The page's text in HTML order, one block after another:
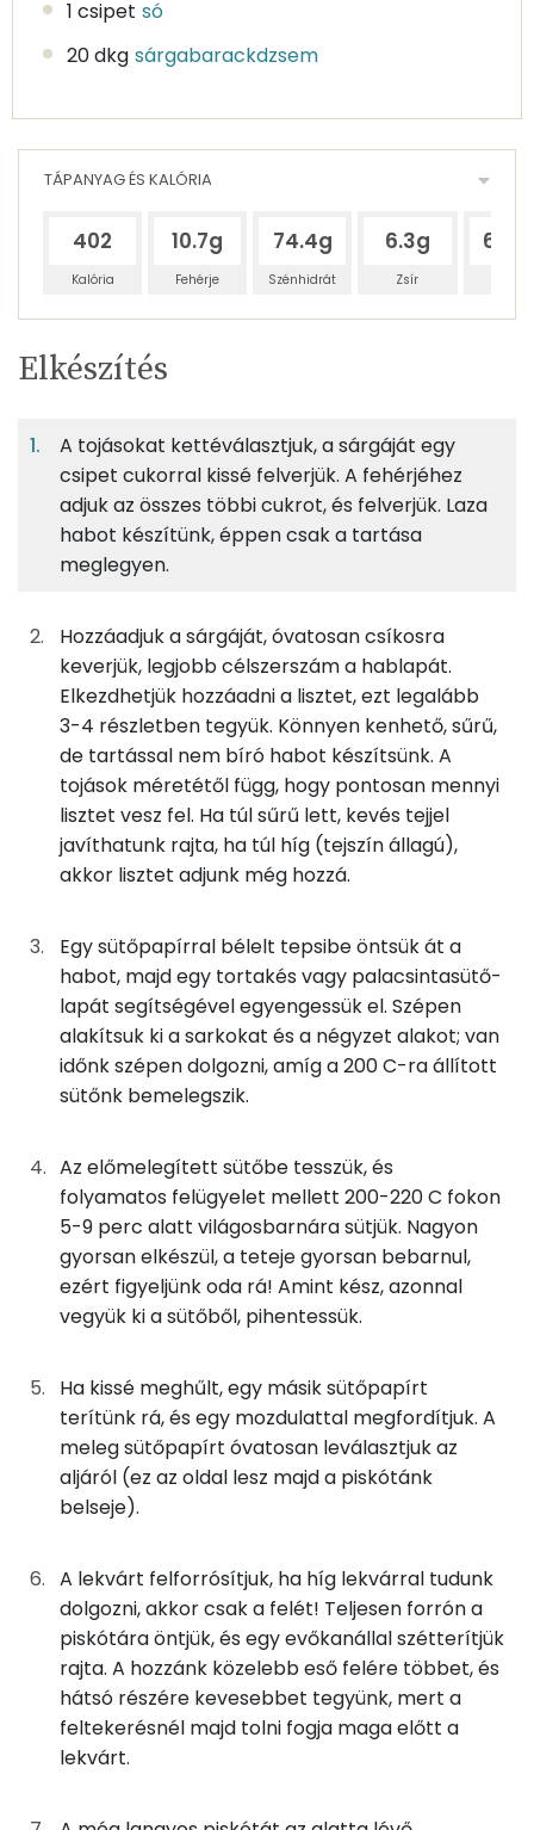
1 csipet só
20 dkg sárgabarackdzsem
TÁPANYAG ÉS KALÓRIA
402
Kalória
10.7g
Fehérje
74.4g
Szénhidrát
6.3g
Zsír
Egy
adagban
7%
Fehérje
48%
Szénhidrát
4%
Zsír
69g tojás
87 kcal
18gcukor
68 kcal
3gvaníliás cukor
10 kcal
13gtej
7 kcal
0g só
0 kcal
50gsárgabarackdzsem
Összesen 402 kcal
TÁPANYAGTARTALOM
Egy
adagban
4
adagban
100
grammban
7%
Fehérje
48%
4%
41%
Foszfor
Nátrium
Kálcium
Szelén
Magnézium
Kolin:
C vitamin:
E vitamin:
Riboflavin - B2 vitamin:
Fehérje
Összesen
Zsír
Összesen
6.3 g
Telített zsírsav
Többszörösen telítetlen zsírsav
1 g
Koleszterin
225 mg
Ásványi anyagok
Elkészítés
A tojásokat kettéválasztjuk, a sárgáját egy
csipet cukorral kissé felverjük. A fehérjéhez
adjuk az összes többi cukrot, és felverjük. Laza
habot készítünk, éppen csak a tartása
meglegyen.
Hozzáadjuk a sárgáját, óvatosan csíkosra
keverjük, legjobb célszerszám a hablapát.
Elkezdhetjük hozzáadni a lisztet, ezt legalább
3-4 részletben tegyük. Könnyen kenhető, sűrű,
de tartással nem bíró habot készítsünk. A
tojások méretétől függ, hogy pontosan mennyi
lisztet vesz fel. Ha túl sűrű lett, kevés tejjel
javíthatunk rajta, ha túl híg (tejszín állagú),
akkor lisztet adjunk még hozzá.
Egy sütőpapírral bélelt tepsibe öntsük át a
habot, majd egy tortakés vagy palacsintasütő-
lapát segítségével egyengessük el. Szépen
alakítsuk ki a sarkokat és a négyzet alakot; van
időnk szépen dolgozni, amíg a 200 C-ra állított
sütőnk bemelegszik.
Az előmelegített sütőbe tesszük, és
folyamatos felügyelet mellett 200-220 C fokon
5-9 perc alatt világosbarnára sütjük. Nagyon
gyorsan elkészül, a teteje gyorsan bebarnul,
ezért figyeljünk oda rá! Amint kész, azonnal
vegyük ki a sütőből, pihentessük.
Ha kissé meghűlt, egy másik sütőpapírt
terítünk rá, és egy mozdulattal megfordítjuk. A
meleg sütőpapírt óvatosan leválasztjuk az
aljáról (ez az oldal lesz majd a piskótánk
belseje).
A lekvárt felforrósítjuk, ha híg lekvárral tudunk
dolgozni, akkor csak a felét! Teljesen forrón a
piskótára öntjük, és egy evőkanállal szétterítjük
rajta. A hozzánk közelebb eső felére többet, és
hátsó részére kevesebbet tegyünk, mert a
feltekerésnél majd tolni fogja maga előtt a
lekvárt.